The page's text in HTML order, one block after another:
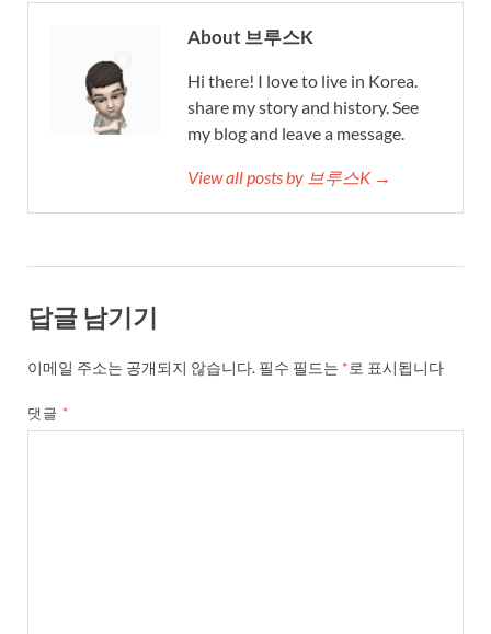
About 브루스K
Hi there! I love to live in Korea.
share my story and history. See
my blog and leave a message.
View all posts by 브루스K →
답글 남기기
이메일 주소는 공개되지 않습니다. 필수 필드는 *로 표시됩니다
댓글 *